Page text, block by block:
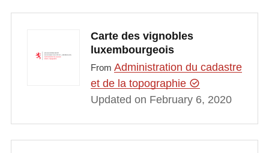
Carte des vignobles
luxembourgeois
From Administration du cadastre
et de la topographie
Updated on February 6, 2020